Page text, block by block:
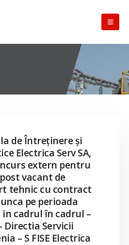
de Întreţinere şi
Electrica Serv SA,
extern pentru
vacant de
tehnic cu contract
pe perioada
cadrul în cadrul –
Directia Servicii
– S FISE Electrica